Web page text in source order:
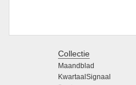
Collectie
Maandblad
KwartaalSignaal